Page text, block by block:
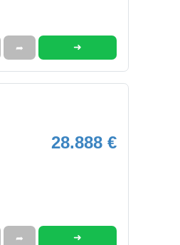
➦ ➜
28.888 €
➦ ➜